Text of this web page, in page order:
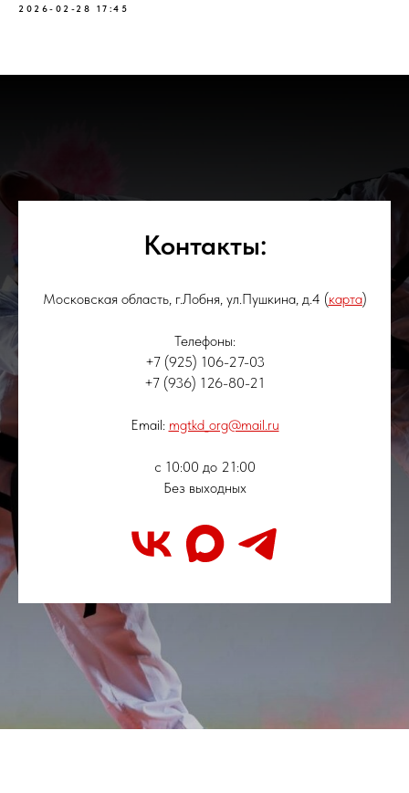
2026-02-28 17:45
Контакты:
Московская область, г.Лобня, ул.Пушкина, д.4 (карта)
Телефоны:
+7 (925) 106-27-03
+7 (936) 126-80-21
Email: mgtkd_org@mail.ru
с 10:00 до 21:00
Без выходных